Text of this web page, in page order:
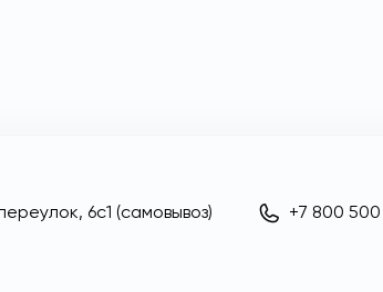
6с1 (самовывоз) +7 800 500